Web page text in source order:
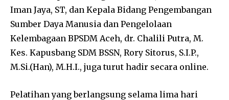
Iman Jaya, ST, dan Kepala Bidang Pengembangan
Sumber Daya Manusia dan Pengelolaan
Kelembagaan BPSDM Aceh, dr. Chalili Putra, M.
Kes. Kapusbang SDM BSSN, Rory Sitorus, S.I.P.,
M.Si.(Han), M.H.I., juga turut hadir secara online.
Pelatihan yang berlangsung selama lima hari